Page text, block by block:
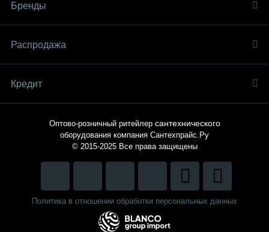
Бренды
Распродaжа
Кредит
Оптово-розничный ритейлер сантехнического
оборудования компания Сантехпрайс.Ру
© 2015-2025 Все права защищены
Политика в отношении обработки персональных данных